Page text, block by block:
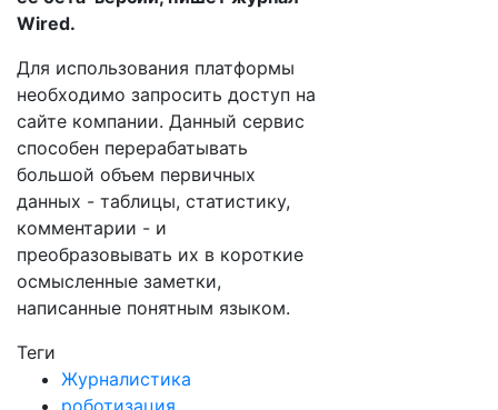
Wired.
Для использования платформы
необходимо запросить доступ на
сайте компании. Данный сервис
способен перерабатывать
большой объем первичных
данных - таблицы, статистику,
комментарии - и
преобразовывать их в короткие
осмысленные заметки,
написанные понятным языком.
Теги
Журналистика
роботизация